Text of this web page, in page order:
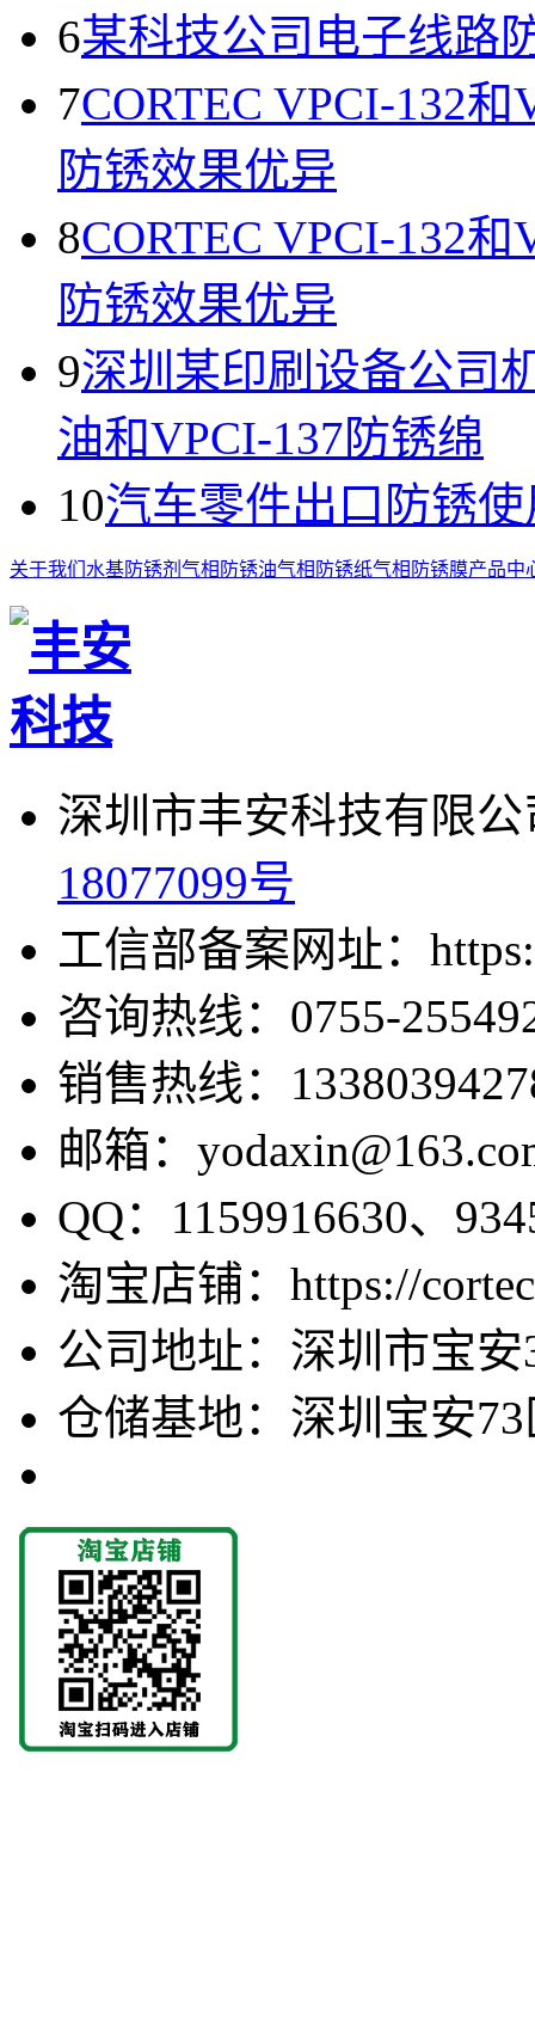
6某科技公司电子线路
7CORTEC VPCI-132
防锈效果优异
8CORTEC VPCI-132
防锈效果优异
9深圳某印刷设备公司
油和VPCI-137防锈绵
10汽车零件出口防锈
关于我们 水基防锈剂 气相防锈油气相防锈纸气相防锈膜产品中
深圳市丰安科技有限
18077099号
工信部备案网址：
咨询热线：0755-
销售热线：
邮箱：
QQ：1159916630、
淘宝店铺：https://
公司地址：深圳市宝
仓储基地：深圳宝安